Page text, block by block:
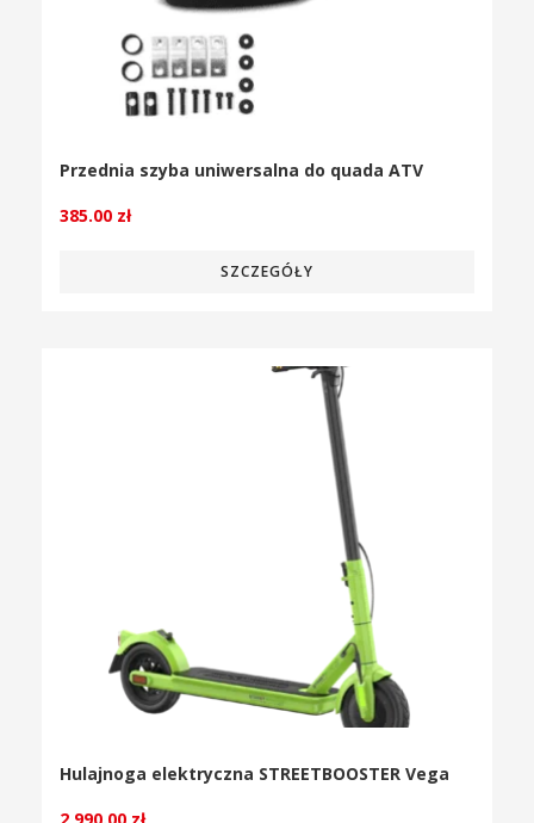
Przednia szyba uniwersalna do quada ATV
385.00 zł
SZCZEGÓŁY
Hulajnoga elektryczna STREETBOOSTER Vega
2 990.00 zł